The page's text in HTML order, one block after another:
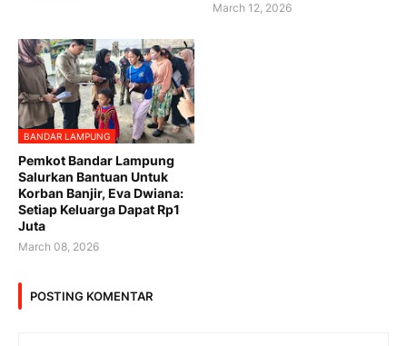
March 12, 2026
BANDAR LAMPUNG
Pemkot Bandar Lampung
Salurkan Bantuan Untuk
Korban Banjir, Eva Dwiana:
Setiap Keluarga Dapat Rp1
Juta
March 08, 2026
POSTING KOMENTAR